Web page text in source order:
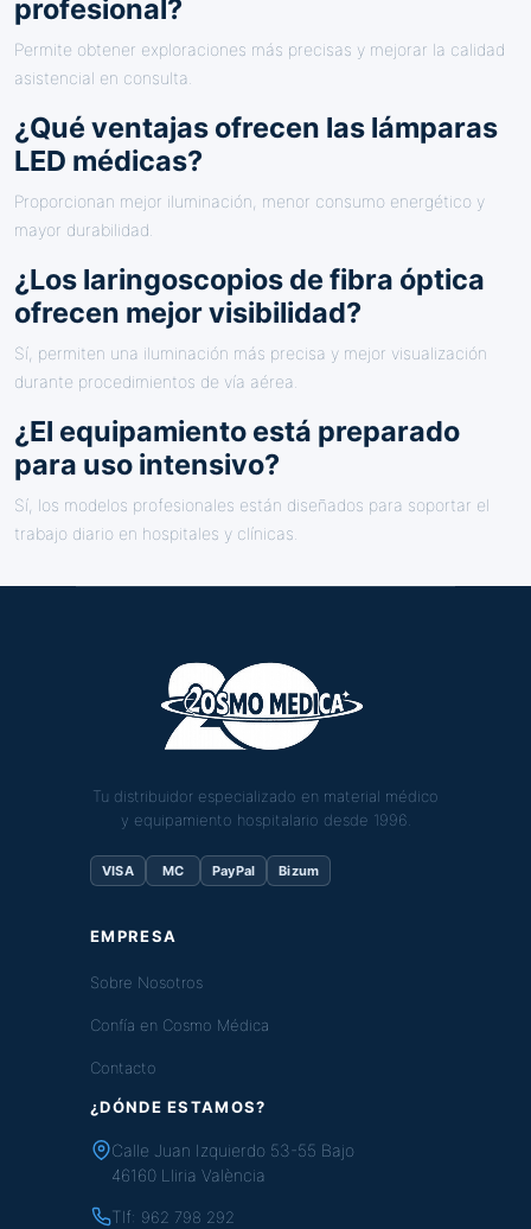
profesional?
Permite obtener exploraciones más precisas y mejorar la calidad
asistencial en consulta.
¿Qué ventajas ofrecen las lámparas
LED médicas?
Proporcionan mejor iluminación, menor consumo energético y
mayor durabilidad.
¿Los laringoscopios de fibra óptica
ofrecen mejor visibilidad?
Sí, permiten una iluminación más precisa y mejor visualización
durante procedimientos de vía aérea.
¿El equipamiento está preparado
para uso intensivo?
Sí, los modelos profesionales están diseñados para soportar el
trabajo diario en hospitales y clínicas.
Tu distribuidor especializado en material médico
y equipamiento hospitalario desde 1996.
VISA MC PayPal Bizum
EMPRESA
Sobre Nosotros
Confía en Cosmo Médica
Contacto
¿DÓNDE ESTAMOS?
Calle Juan Izquierdo 53-55 Bajo
46160 Lliria València
Tlf: 962 798 292